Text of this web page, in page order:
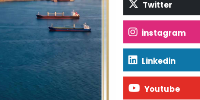
Twitter
İnstagram
Linkedin
Youtube